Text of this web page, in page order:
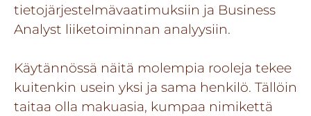
tietojärjestelmävaatimuksiin ja Business
Analyst liiketoiminnan analyysiin.
Käytännössä näitä molempia rooleja tekee
kuitenkin usein yksi ja sama henkilö. Tällöin
taitaa olla makuasia, kumpaa nimikettä